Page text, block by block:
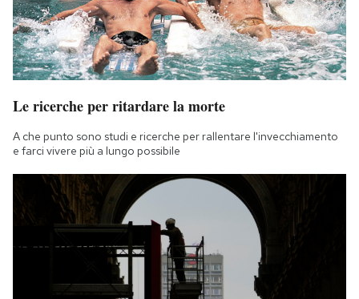
Le ricerche per ritardare la morte
A che punto sono studi e ricerche per rallentare l'invecchiamento
e farci vivere più a lungo possibile